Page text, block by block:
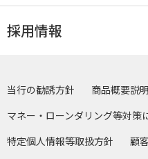
採用情報
当行の勧誘方針 商品概要説
マネー・ローンダリング等対策
特定個人情報等取扱方針
顧